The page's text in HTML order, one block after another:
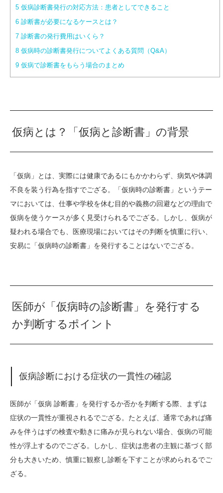
5 仮病診断書発行の対応方法：患者としてできること
6 診断書が必要になるケースとは？
7 診断書の発行費用はいくら？
8 仮病時の診断書発行についてよくある質問（Q&A）
9 仮病で診断書をもらう場合のまとめ
仮病とは？「仮病と診断書」の背景
「仮病」とは、実際には健康であるにもかかわらず、病気や体調
不良を装う行為を指すでござる。「仮病時の診断書」というテー
マにおいては、仕事や学校を休む目的や義務の回避などの理由で
仮病を使うケースが多く見受けられるでござる。しかし、仮病が
疑われる場合でも、医療現場においてはその判断を慎重に行い、
安易に「仮病時の診断書」を発行することはないでござる。
医師が「仮病時の診断書」を発行する
か判断するポイント
仮病診断における症状の一貫性の確認
医師が「仮病 診断書」を発行するか否かを判断する際、まずは
症状の一貫性が重視されるでござる。たとえば、通常であれば痛
みを伴うはずの検査や動きに痛みが見られない場合、仮病の可能
性が浮上するのでござる。しかし、症状は患者の主観に基づく部
分も大きいため、慎重に観察し診断を下すことが求められるでご
ざる。